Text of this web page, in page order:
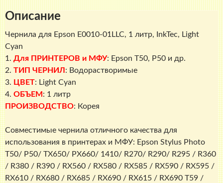
литр,
InkTec,
Light
Cyan
Описание
Чернила для Epson E0010-01LLC, 1 литр, InkTec, Light
Cyan
1. Для ПРИНТЕРОВ и МФУ: Epson T50, P50 и др.
2. ТИП ЧЕРНИЛ : Водорастворимые
3. ЦВЕТ: Light Cyan
4. ОБЪЕМ : 1 литр
ПРОИЗВОДСТВО: Корея
Совместимые чернила отличного качества для
использования в принтерах и МФУ: Epson Stylus Photo
T50/ P50/ TX650/ PX660/ 1410/ R270/ R290/ R295 / R360
/ R380 / R390 / RX560 / RX580 / RX585 / RX590 / RX595 /
RX610 / RX680 / RX685 / RX690 / RX615 / RX690 T59 /